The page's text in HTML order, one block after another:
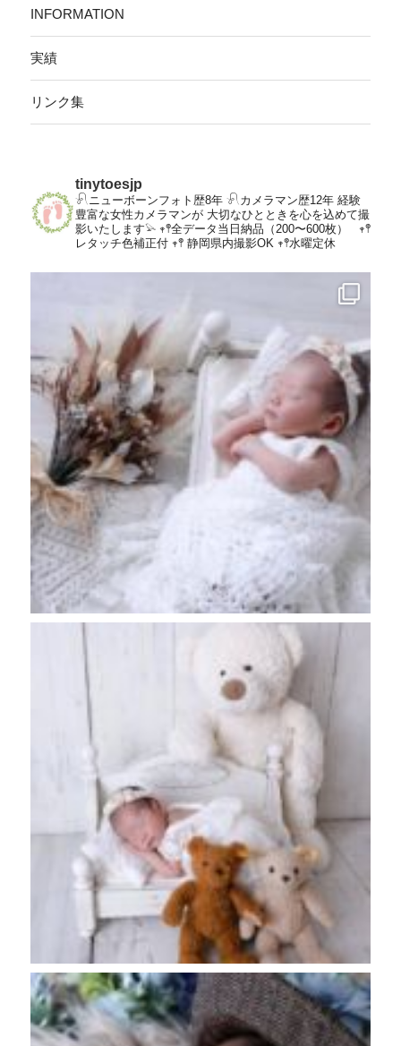
INFORMATION
実績
リンク集
tinytoesjp
𓍯ニューボーンフォト歴8年𓍯カメラマン歴12年経験
豊富な女性カメラマンが大切なひとときを心を込めて撮
影いたします𓅫𖥧𖤣全データ当日納品（200〜600枚）
𖥧𖤣
レタッチ色補正付𖥧𖤣 静岡県内撮影OK 𖥧𖤣水曜定休